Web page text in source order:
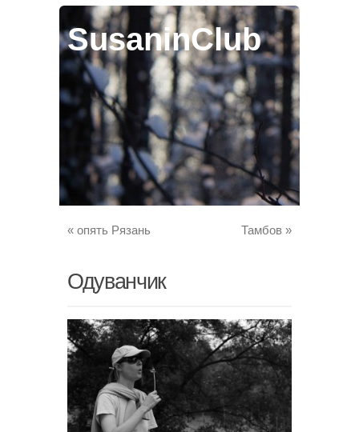
SusaninClub
« опять Рязань Тамбов »
Одуванчик